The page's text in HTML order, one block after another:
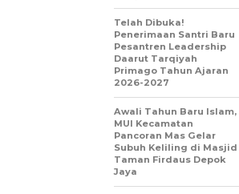
Telah Dibuka!
Penerimaan Santri Baru
Pesantren Leadership
Daarut Tarqiyah
Primago Tahun Ajaran
2026-2027
Awali Tahun Baru Islam,
MUI Kecamatan
Pancoran Mas Gelar
Subuh Keliling di Masjid
Taman Firdaus Depok
Jaya